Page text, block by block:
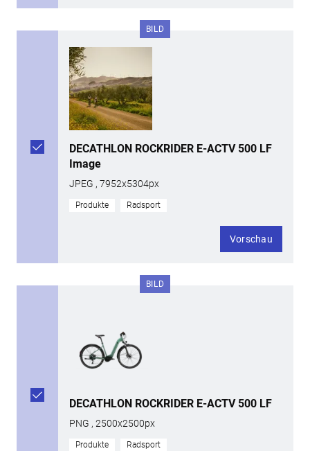
BILD
DECATHLON ROCKRIDER E-ACTV 500 LF
Image
JPEG , 7952x5304px
Produkte Radsport
Vorschau
BILD
DECATHLON ROCKRIDER E-ACTV 500 LF
PNG , 2500x2500px
Produkte Radsport